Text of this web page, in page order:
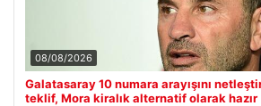
08/08/2026
Galatasaray 10 numara arayışını
teklif, Mora kiralık alternatif olarak hazır